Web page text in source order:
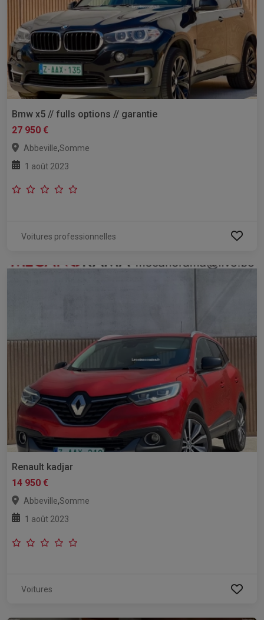
Bmw x5 // fulls options // garantie
27 950 €
Abbeville,Somme
1 août 2023
Voitures professionnelles
Renault kadjar
14 950 €
Abbeville,Somme
1 août 2023
Voitures